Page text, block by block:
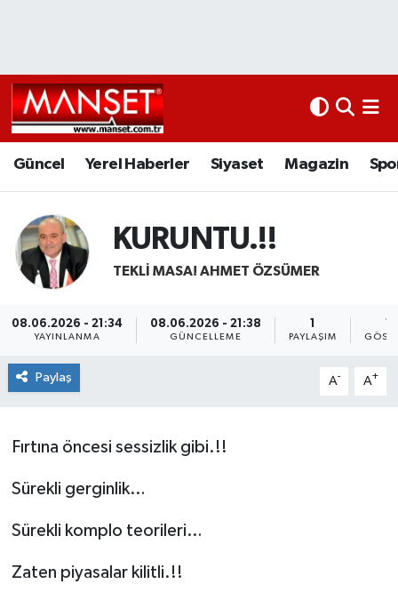
Güncel Yerel Haberler Siyaset Magazin
KURUNTU.!!
TEKLI MASA! AHMET ÖZSÜMER
08.06.2026 - 21:34
YAYINLANMA
08.06.2026 - 21:38
GÜNCELLEME
1
PAYLAŞIM
12
Paylaş A- A+
Fırtına öncesi sessizlik gibi.!!
Sürekli gerginlik…
Sürekli komplo teorileri…
Zaten piyasalar kilitli.!!
Kültür Sanat
Magazin
Spor
İletişim
Künye
www.manset.com.tr
Yerel Haberler
Siyaset
Spor
Sağlık
Eğitim
Teknoloji
Hava Durumu
Namaz Vakitleri
Süper Lig Puan Durumu ve Fikstür
Tüm Manşetler
Son Dakika Haberleri
Haber Arşivi